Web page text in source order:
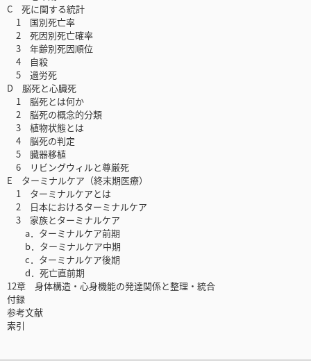
C 死に関する統計
1 国別死亡率
2 死因別死亡確率
3 年齢別死因順位
4 自殺
5 過労死
D 脳死と心臓死
1 脳死とは何か
2 脳死の概念的分類
3 植物状態とは
4 脳死の判定
5 臓器移植
6 リビングウィルと尊厳死
E ターミナルケア（終末期医療）
1 ターミナルケアとは
2 日本におけるターミナルケア
3 家族とターミナルケア
a．ターミナルケア前期
b．ターミナルケア中期
c．ターミナルケア後期
d．死亡直前期
12章 身体構造・心身機能の発達関係と整理・統合
付録
参考文献
索引